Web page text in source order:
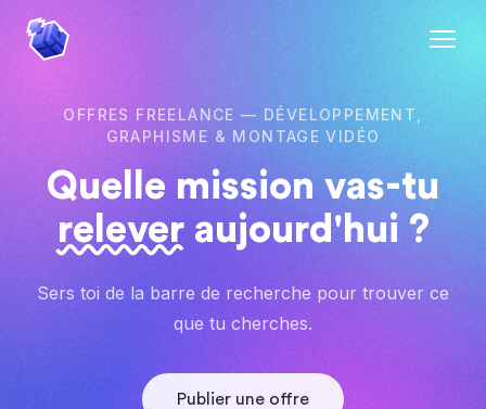
OFFRES FREELANCE — DÉVELOPPEMENT,
GRAPHISME & MONTAGE VIDÉO
Quelle mission vas-tu
relever aujourd'hui ?
Sers toi de la barre de recherche pour trouver ce
que tu cherches.
Publier une offre